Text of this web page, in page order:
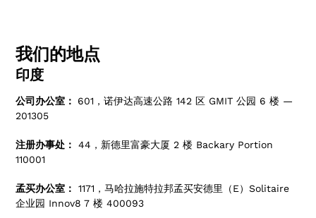
我们的地点
印度
公司办公室： 601，诺伊达高速公路 142 区 GMIT 公园 6 楼 —
201305
注册办事处：
44，新德里富豪大厦 2 楼 Backary Portion
110001
孟买办公室：
1171，马哈拉施特拉邦孟买安德里（E）Solitaire
企业园 Innov8 7 楼 400093